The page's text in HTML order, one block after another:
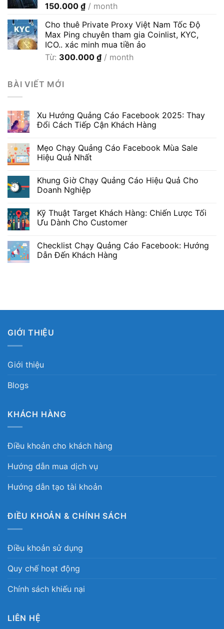
150.000 ₫ / month
Cho thuê Private Proxy Việt Nam Tốc Độ
Max Ping chuyên tham gia Coinlist, KYC,
ICO.. xác minh mua tiền ảo
Từ: 300.000 ₫ / month
BÀI VIẾT MỚI
Xu Hướng Quảng Cáo Facebook 2025: Thay
Đổi Cách Tiếp Cận Khách Hàng
Mẹo Chạy Quảng Cáo Facebook Mùa Sale
Hiệu Quả Nhất
Khung Giờ Chạy Quảng Cáo Hiệu Quả Cho
Doanh Nghiệp
Kỹ Thuật Target Khách Hàng: Chiến Lược Tối
Ưu Dành Cho Customer
Checklist Chạy Quảng Cáo Facebook: Hướng
Dẫn Đến Khách Hàng
GIỚI THIỆU
Giới thiệu
Blogs
KHÁCH HÀNG
Điều khoản cho khách hàng
Hướng dẫn mua dịch vụ
Hướng dẫn tạo tài khoản
ĐIỀU KHOẢN & CHÍNH SÁCH
Điều khoản sử dụng
Quy chế hoạt động
Chính sách khiếu nại
LIÊN HỆ